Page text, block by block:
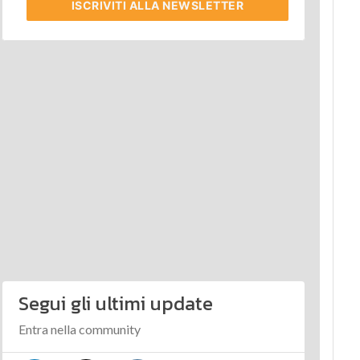
ISCRIVITI ALLA NEWSLETTER
Segui gli ultimi update
Entra nella community